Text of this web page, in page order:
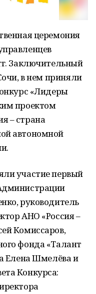
церемония
Заключительный
в нем приняли
«Лидеры
проектом
– страна
автономной
участие первый
руководитель
АНО «Россия –
Комиссаров,
фонда «Талант
Елена Шмелёва и
Конкурса: